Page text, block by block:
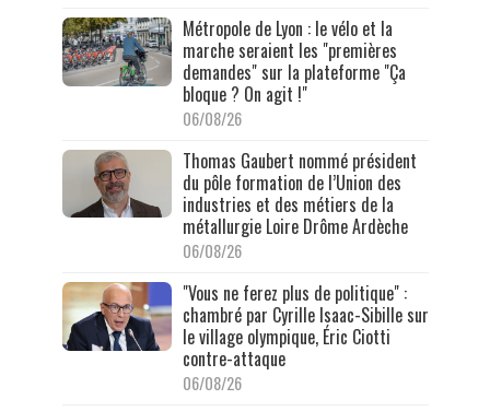
Métropole de Lyon : le vélo et la
marche seraient les "premières
demandes" sur la plateforme "Ça
bloque ? On agit !"
06/08/26
Thomas Gaubert nommé président
du pôle formation de l’Union des
industries et des métiers de la
métallurgie Loire Drôme Ardèche
06/08/26
"Vous ne ferez plus de politique" :
chambré par Cyrille Isaac-Sibille sur
le village olympique, Éric Ciotti
contre-attaque
06/08/26